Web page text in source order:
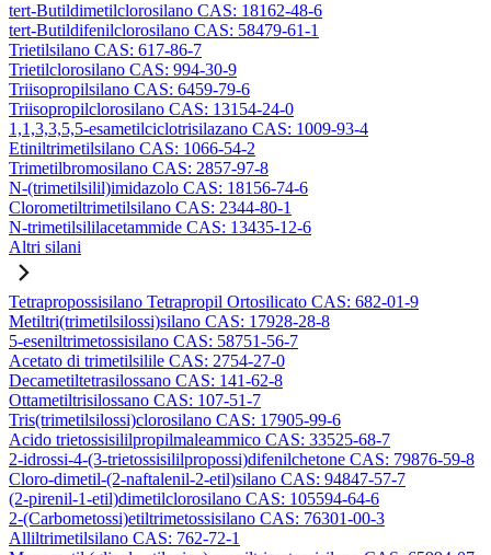
tert-Butildimetilclorosilano CAS: 18162-48-6
tert-Butildifenilclorosilano CAS: 58479-61-1
Trietilsilano CAS: 617-86-7
Trietilclorosilano CAS: 994-30-9
Triisopropilsilano CAS: 6459-79-6
Triisopropilclorosilano CAS: 13154-24-0
1,1,3,3,5,5-esametilciclotrisilazano CAS: 1009-93-4
Etiniltrimetilsilano CAS: 1066-54-2
Trimetilbromosilano CAS: 2857-97-8
N-(trimetilsilil)imidazolo CAS: 18156-74-6
Clorometiltrimetilsilano CAS: 2344-80-1
N-trimetilsililacetammide CAS: 13435-12-6
Altri silani
Tetrapropossisilano Tetrapropil Ortosilicato CAS: 682-01-9
Metiltri(trimetilsilossi)silano CAS: 17928-28-8
5-eseniltrimetossisilano CAS: 58751-56-7
Acetato di trimetilsilile CAS: 2754-27-0
Decametiltetrasilossano CAS: 141-62-8
Ottametiltrisilossano CAS: 107-51-7
Tris(trimetilsilossi)clorosilano CAS: 17905-99-6
Acido trietossisililpropilmaleammico CAS: 33525-68-7
2-idrossi-4-(3-trietossisililpropossi)difenilchetone CAS: 79876-59-8
Cloro-dimetil-(2-naftalenil-2-etil)silano CAS: 94847-57-7
(2-pirenil-1-etil)dimetilclorosilano CAS: 105594-64-6
2-(Carbometossi)etiltrimetossisilano CAS: 76301-00-3
Alliltrimetilsilano CAS: 762-72-1